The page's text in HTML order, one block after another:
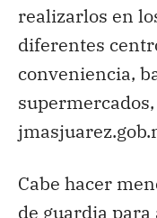
realizarlos en
diferentes
conveniencia,
Cabe hacer
de guardia